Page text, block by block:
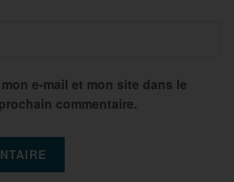
e-mail et mon site dans le
commentaire.